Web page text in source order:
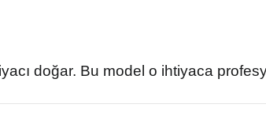
doğar. Bu model o ihtiyaca